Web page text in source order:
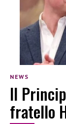
NEWS
Il
fratello